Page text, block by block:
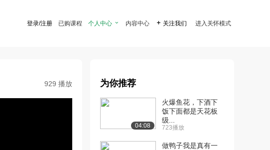
登录/注册 已购课程 个人中心  内容中心  关注我们 进入关怀模式
929 播放 为你推荐
04:08
火爆鱼花，下酒下
饭下面都是天花板
级...
723播放
做鸭子我是真有一